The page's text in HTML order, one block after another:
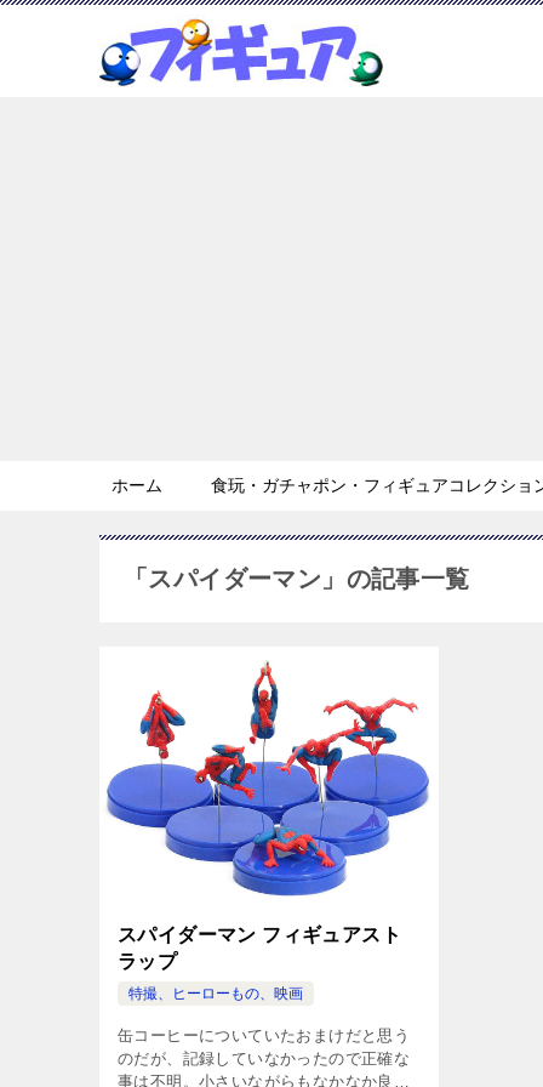
ホーム 食玩・ガチャポン・フィギュアコレクショ
「スパイダーマン」の記事一覧
スパイダーマン フィギュアスト
ラップ
特撮、ヒーローもの、映画
缶コーヒーについていたおまけだと思う
のだが、記録していなかったので正確な
事は不明。小さいながらもなかなか良く